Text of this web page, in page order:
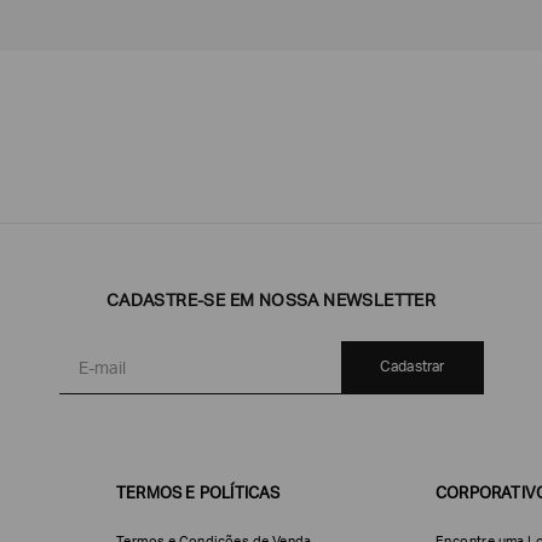
CADASTRE-SE EM NOSSA NEWSLETTER
Cadastrar
TERMOS E POLÍTICAS